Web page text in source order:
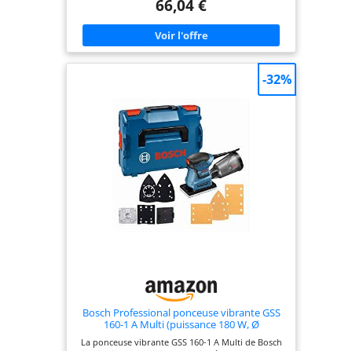
microfiltre Grand confort d’utilisation grâce au
système de fixation par étrier permettant de
changer de papier abrasif très facilement Livré
avec : PSS 250 AE, feuilles abrasives P80, P120,
P180, boîtier microfiltre, coffret
66,04 €
Bosch Professional ponceuse vibrante GSS
160-1 A Multi (puissance 180 W, Ø
La ponceuse vibrante GSS 160-1 A Multi de Bosch
-32%